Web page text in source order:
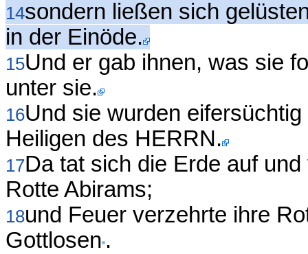
14sondern ließen sich
in der Einöde.
15Und er gab ihnen, was sie
unter sie.
16Und sie wurden
Heiligen des HERRN.
17Da tat sich die Erde auf
Rotte Abirams;
18und Feuer verzehrte ihre
Gottlosen .